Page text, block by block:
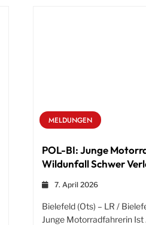
MELDUNGEN
POL-BI: Junge
Wildunfall Schwer
7. April 2026
Bielefeld (ots) – LR /
Junge Motorradfahrerin